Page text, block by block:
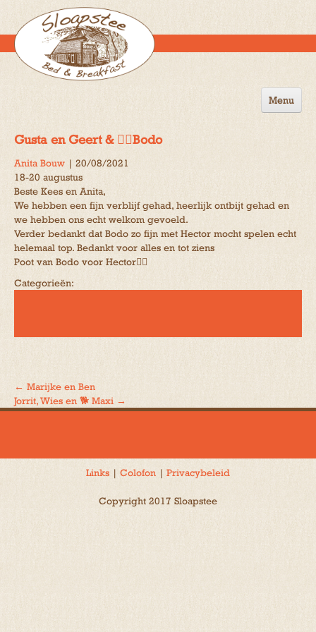
Menu
Activiteiten
Gastenboek
Gusta en Geert & 🐕‍🦺Bodo
Anita Bouw | 20/08/2021
18-20 augustus
Beste Kees en Anita,
We hebben een fijn verblijf gehad, heerlijk ontbijt gehad en
we hebben ons echt welkom gevoeld.
Verder bedankt dat Bodo zo fijn met Hector mocht spelen echt
helemaal top. Bedankt voor alles en tot ziens
Poot van Bodo voor Hector🐕‍🦺
Categorieën:
Bericht
← Marijke en Ben
Jorrit, Wies en 🐕 Maxi →
Links | Colofon | Privacybeleid
Copyright 2017 Sloapstee